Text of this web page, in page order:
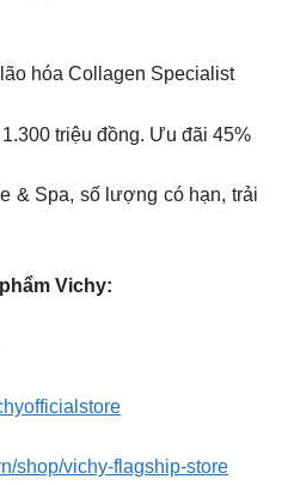
hóa Collagen Specialist
triệu đồng. Ưu đãi 45%
& Spa, số lượng có hạn, trải
Vichy:
shop/vichy-flagship-store